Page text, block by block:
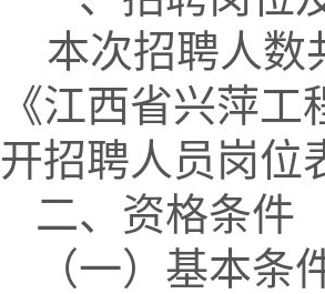
本次招聘人数
《江西省兴萍
开招聘人员岗位
二、资格条件
（一）基本条